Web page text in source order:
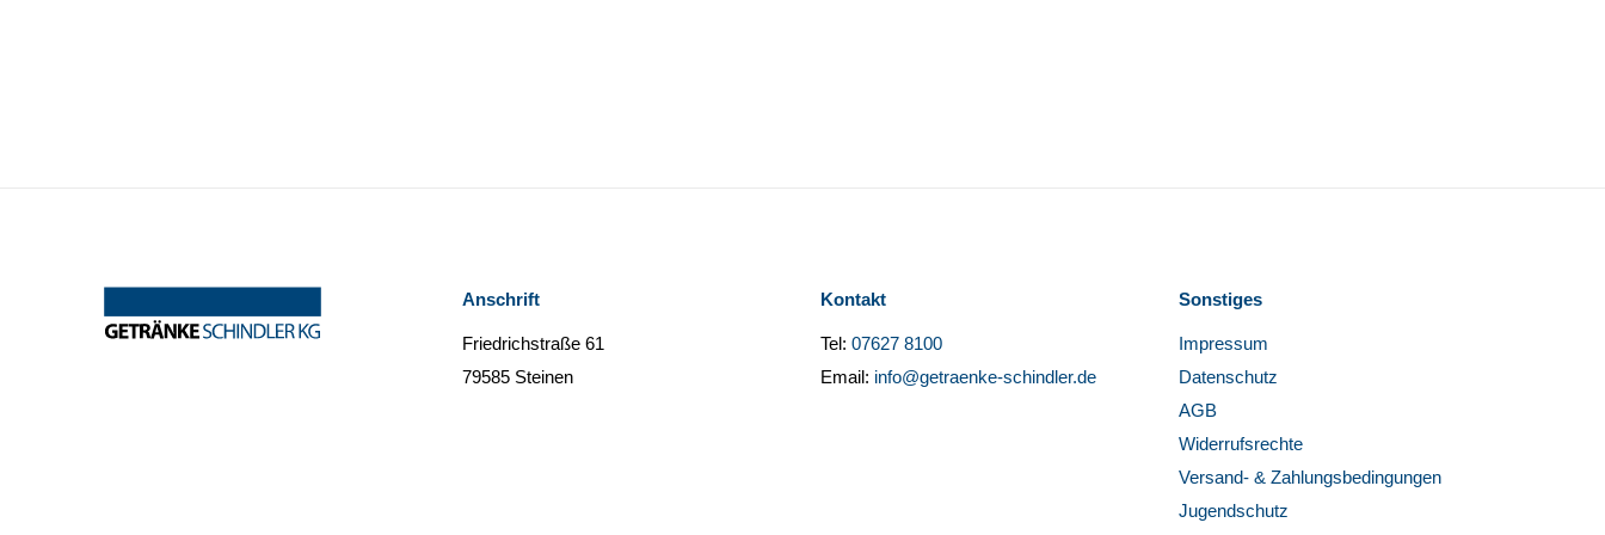
Anschrift
Friedrichstraße 61
79585 Steinen
Kontakt
Tel: 07627 8100
Email: info@getraenke-schindler.de
Sonstiges
Impressum
Datenschutz
AGB
Widerrufsrechte
Versand- & Zahlungsbedingungen
Jugendschutz